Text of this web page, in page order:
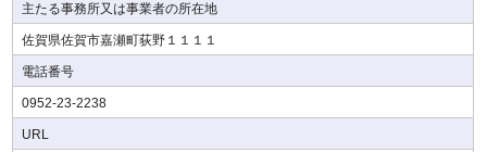
主たる事務所又は事業者の所在地
佐賀県佐賀市嘉瀬町荻野１１１１
電話番号
0952-23-2238
URL